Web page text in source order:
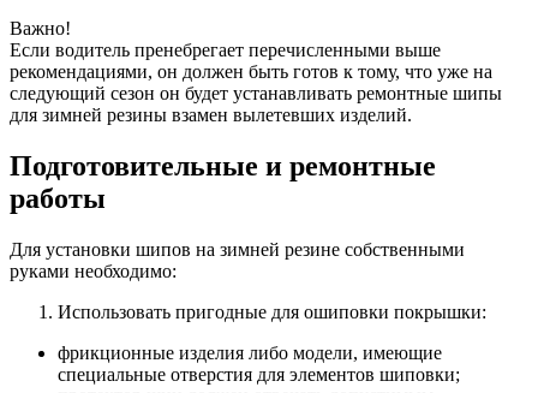
Важно!
Если водитель пренебрегает перечисленными выше
рекомендациями, он должен быть готов к тому, что уже на
следующий сезон он будет устанавливать ремонтные шипы
для зимней резины взамен вылетевших изделий.
Подготовительные и ремонтные
работы
Для установки шипов на зимней резине собственными
руками необходимо:
Использовать пригодные для ошиповки покрышки:
фрикционные изделия либо модели, имеющие
специальные отверстия для элементов шиповки;